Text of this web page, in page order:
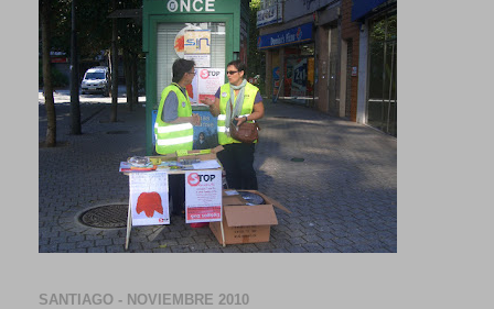
SANTIAGO - NOVIEMBRE 2010